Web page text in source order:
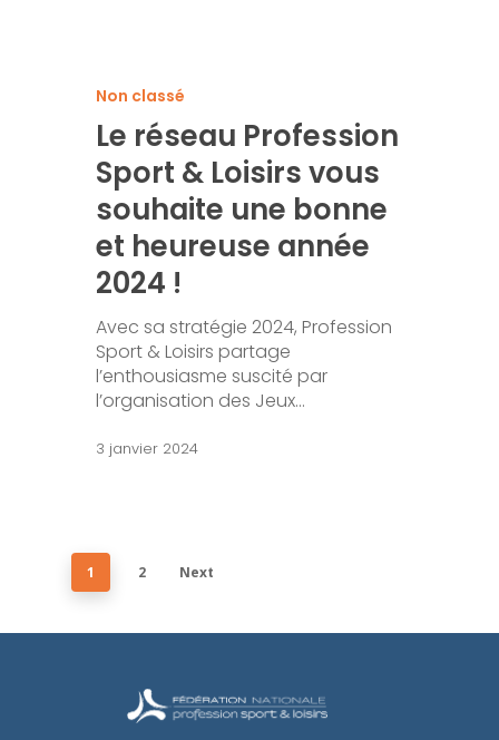
Non classé
Le réseau Profession
Sport & Loisirs vous
souhaite une bonne
et heureuse année
2024 !
Avec sa stratégie 2024, Profession
Sport & Loisirs partage
l’enthousiasme suscité par
l’organisation des Jeux…
3 janvier 2024
1 2 Next